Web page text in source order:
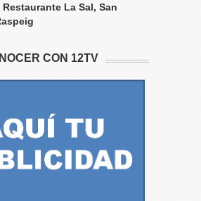
La Sal, San
CON 12TV